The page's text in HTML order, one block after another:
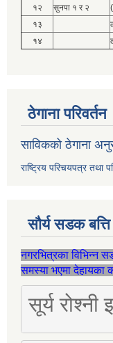
१२
सुनपा १ र २
१३
१४
ठेगाना परिवर्तन
साविकको ठेगाना
राष्ट्रिय परिचयपत्र तथा
सौर्य सडक
नगरभित्रका विभिन्न
समस्या भएमा देहायका
सूर्य